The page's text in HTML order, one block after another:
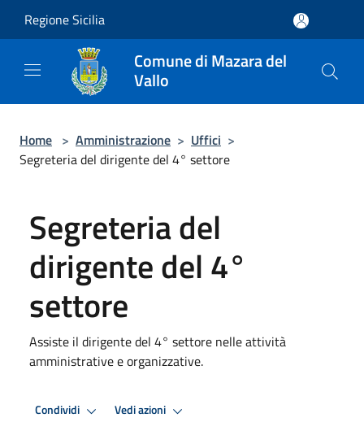
Regione Sicilia
Comune di Mazara del
Vallo
Home > Amministrazione > Uffici >
Segreteria del dirigente del 4° settore
Segreteria del
dirigente del 4°
settore
Assiste il dirigente del 4° settore nelle attività
amministrative e organizzative.
Condividi Vedi azioni